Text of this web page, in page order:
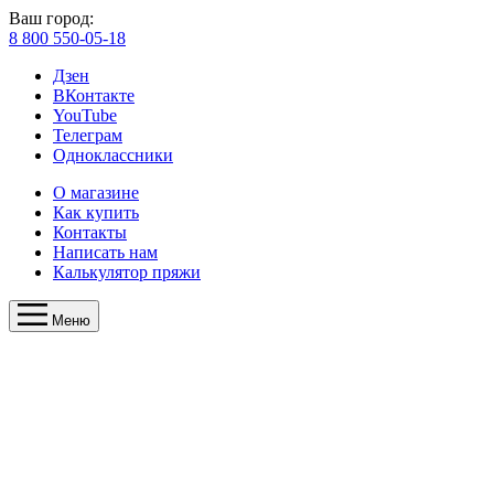
Ваш город:
8 800 550-05-18
Дзен
ВКонтакте
YouTube
Телеграм
Одноклассники
О магазине
Как купить
Контакты
Написать нам
Калькулятор пряжи
Меню